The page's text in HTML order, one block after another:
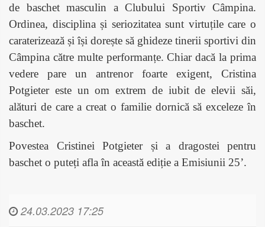
de baschet masculin a Clubului Sportiv Câmpina.
Ordinea, disciplina și seriozitatea sunt virtuțile care o
caraterizează și își dorește să ghideze tinerii sportivi din
Câmpina către multe performanțe. Chiar dacă la prima
vedere pare un antrenor foarte exigent, Cristina
Potgieter este un om extrem de iubit de elevii săi,
alături de care a creat o familie dornică să exceleze în
baschet.
Povestea Cristinei Potgieter și a dragostei pentru
baschet o puteți afla în această ediție a Emisiunii 25’.
24.03.2023 17:25